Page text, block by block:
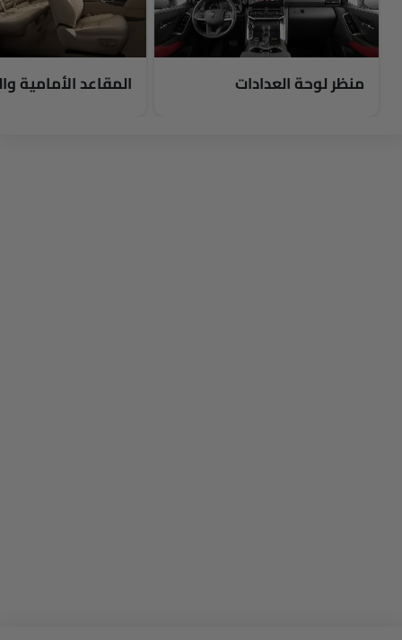
منظر لوحة العدادات
المقاعد الأمامية